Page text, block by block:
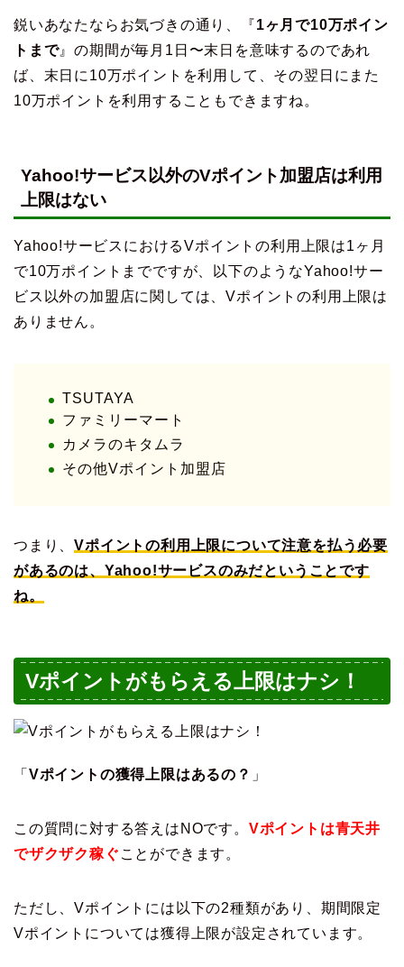
鋭いあなたならお気づきの通り、『1ヶ月で10万ポイン
トまで』の期間が毎月1日〜末日を意味するのであれ
ば、末日に10万ポイントを利用して、その翌日にまた
10万ポイントを利用することもできますね。
Yahoo!サービス以外のVポイント加盟店は利用
上限はない
Yahoo!サービスにおけるVポイントの利用上限は1ヶ月
で10万ポイントまでですが、以下のようなYahoo!サー
ビス以外の加盟店に関しては、Vポイントの利用上限は
ありません。
TSUTAYA
ファミリーマート
カメラのキタムラ
その他Vポイント加盟店
つまり、Vポイントの利用上限について注意を払う必要
があるのは、Yahoo!サービスのみだということです
ね。
Vポイントがもらえる上限はナシ！
「 Vポイントの獲得上限はあるの？ 」
この質問に対する答えはNOです。 Vポイントは青天井
でザクザク稼ぐ ことができます。
ただし、Vポイントには以下の2種類があり、期間限定
Vポイントについては獲得上限が設定されています。